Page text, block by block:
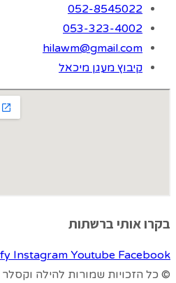
052-8545022
053-323-4002
hilawm@gmail.com
קיבוץ מעגן מיכאל
בקרו אותי ברשתות
Instagram Youtube Facebook
© כל הזכויות שמורות להילה וקסלר 2026